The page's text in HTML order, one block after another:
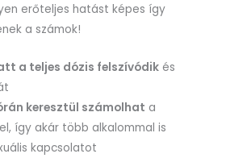
erőteljes hatást képes így
a számok!
a teljes dózis felszívódik és
keresztül számolhat a
így akár több alkalommal is
kapcsolatot